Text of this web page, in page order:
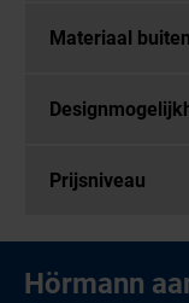
Materiaal
Prijsniveau
Hörmann